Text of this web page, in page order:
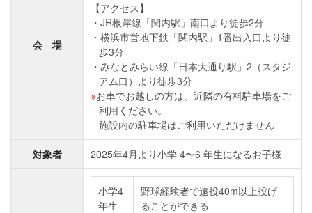
会 場
【アクセス】
JR根岸線「関内駅」南口より徒歩2分
横浜市営地下鉄「関内駅」1番出入口より徒
歩3分
みなとみらい線「日本大通り駅」2（スタジ
アム口）より徒歩3分
お⾞でお越しの⽅は、近隣の有料駐⾞場をご
利⽤ください。
施設内の駐⾞場はご利⽤いただけません
対象者 2025年4⽉より⼩学 4〜6 年⽣になるお⼦様
小学4
年生
野球経験者で遠投40m以上投げ
ることができる